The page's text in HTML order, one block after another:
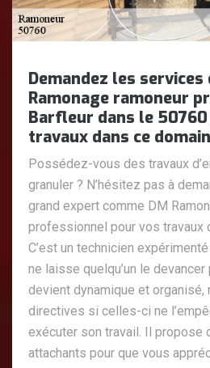
Demandez les services
Ramonage ramoneur
Barfleur dans le
travaux dans ce
Possédez-vous des travaux
granuler ? N’hésitez pas à
grand expert comme DM
professionnel pour vos travaux
C’est un technicien
ne laisse quelqu’un le devancer
devient dynamique et
directives si celles-ci ne
exécuter son travail. Il propose
attachants pour que vous